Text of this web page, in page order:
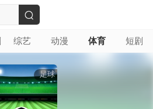
综艺 动漫 体育 短剧
搜
索
足球